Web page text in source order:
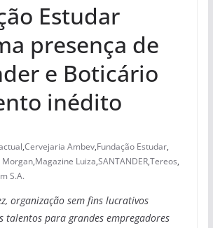
Estudar
presença de
e Boticário
inédito
,Cervejaria Ambev,Fundação Estudar,
Morgan,Magazine Luiza,SANTANDER,Tereos,
S.A.
organização sem fins lucrativos
talentos para grandes empregadores